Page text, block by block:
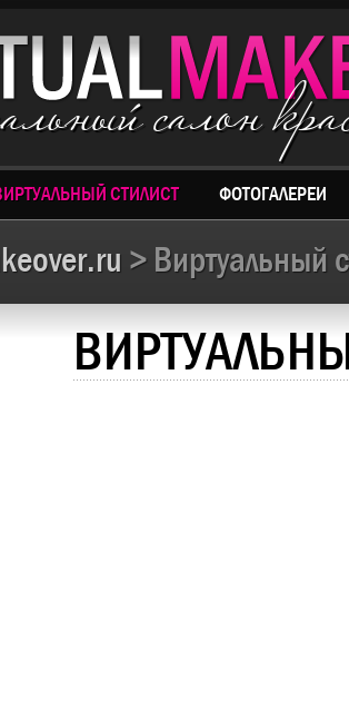
салон
СТИЛИСТ ФОТОГАЛЕРЕИ
> Виртуальный